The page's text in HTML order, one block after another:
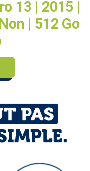
13 | 2015 |
| 512 Go